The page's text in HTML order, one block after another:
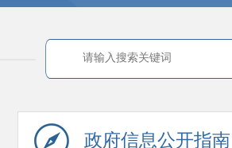
政府信息公开指南